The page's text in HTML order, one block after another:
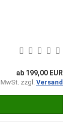
ab 199,00 EUR
MwSt. zzgl. Versand